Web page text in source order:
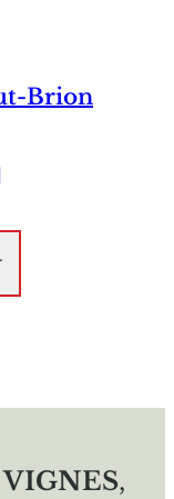
Brion
VIGNES,